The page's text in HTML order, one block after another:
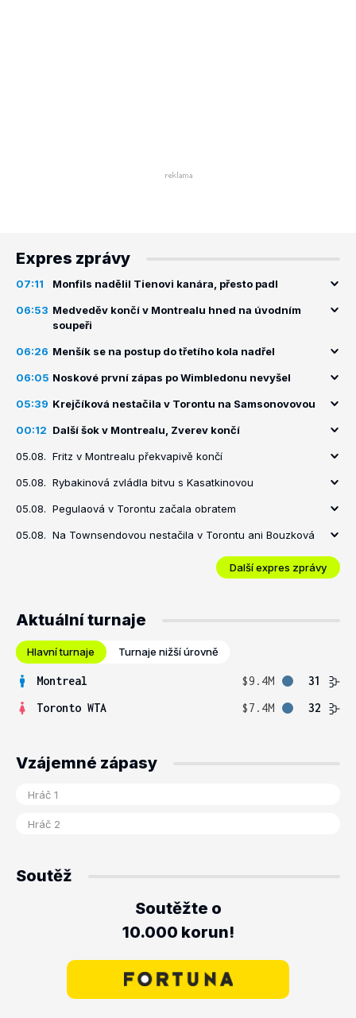
Expres zprávy
07:11 Monfils nadělil Tienovi kanára, přesto padl
06:53 Medveděv končí v Montrealu hned na úvodním
soupeři
06:26 Menšík se na postup do třetího kola nadřel
06:05 Noskové první zápas po Wimbledonu nevyšel
05:39 Krejčíková nestačila v Torontu na Samsonovovou
00:12 Další šok v Montrealu, Zverev končí
05.08. Fritz v Montrealu překvapivě končí
05.08. Rybakinová zvládla bitvu s Kasatkinovou
05.08. Pegulaová v Torontu začala obratem
05.08. Na Townsendovou nestačila v Torontu ani Bouzková
Další expres zprávy
Aktuální turnaje
Hlavní turnaje Turnaje nižší úrovně
Montreal $9.4M
31
Toronto WTA
$7.4M 32
Vzájemné zápasy
Soutěž
Soutěžte o
10.000 korun!